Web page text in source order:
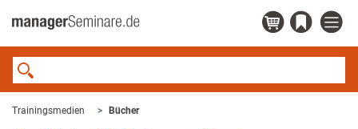
Trainingsmedien Bücher